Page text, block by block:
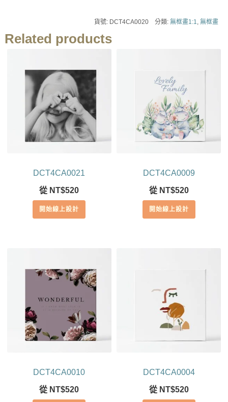
貨號: DCT4CA0020 分類:無框畫1:1,無框畫
Related products
DCT4CA0021
從 NT$520
開始線上設計
DCT4CA0009
從 NT$520
開始線上設計
DCT4CA0010
從 NT$520
DCT4CA0004
從 NT$520